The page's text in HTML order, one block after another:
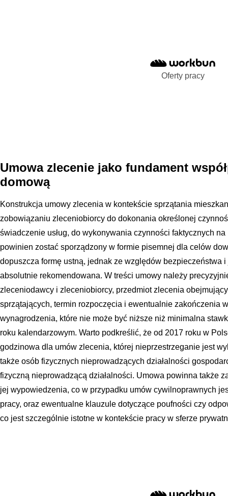
Oferty pracy
Umowa zlecenie jako fundament
domową
Konstrukcja umowy zlecenia w kontekście sprzątania
zobowiązaniu zleceniobiorcy do dokonania określonej
świadczenie usług, do wykonywania czynności faktycznych
powinien zostać sporządzony w formie pisemnej dla celów
dopuszcza formę ustną, jednak ze względów bezpieczeństwa
absolutnie rekomendowana. W treści umowy należy
zleceniodawcy i zleceniobiorcy, przedmiot zlecenia
sprzątających, termin rozpoczęcia i ewentualnie zakończenia
wynagrodzenia, które nie może być niższe niż minimalna
roku kalendarzowym. Warto podkreślić, że od 2017 roku w
godzinowa dla umów zlecenia, której nieprzestrzeganie jest
także osób fizycznych nieprowadzących działalności
fizyczną nieprowadzącą działalności. Umowa powinna także
jej wypowiedzenia, co w przypadku umów cywilnoprawnych
pracy, oraz ewentualne klauzule dotyczące poufności czy
co jest szczególnie istotne w kontekście pracy w sferze